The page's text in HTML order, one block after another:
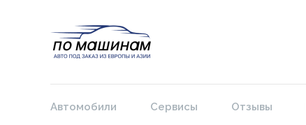
Автомобили Сервисы Отзывы